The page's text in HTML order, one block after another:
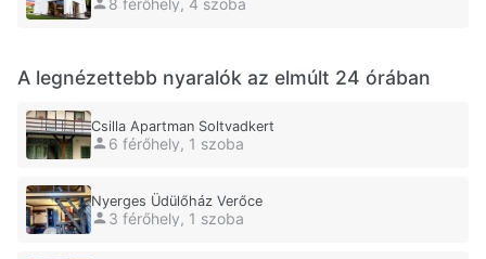
A legnézettebb nyaralók az elmúlt 24 órában
Csilla Apartman Soltvadkert
6 férőhely, 1 szoba
Nyerges Üdülőház Verőce
3 férőhely, 1 szoba